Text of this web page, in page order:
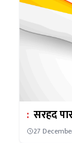
: सरहद
27